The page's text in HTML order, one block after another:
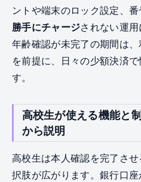
ントや端末のロック設定、番
勝手にチャージされない運
年齢確認が未完了の期間は
を前提に、日々の少額決済
す。
高校生が使える機能と
から説明
高校生は本人確認を完了さ
択肢が広がります。銀行口